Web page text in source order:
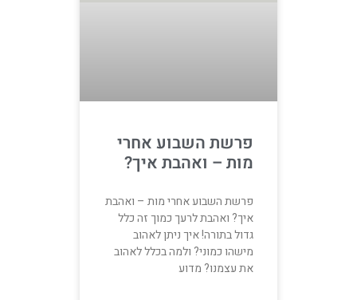
פרשת השבוע אחרי
מות – ואהבת איך?
פרשת השבוע אחרי מות – ואהבת
איך? ואהבת לרעך כמוך זה כלל
גדול בתורה! איך ניתן לאהוב
מישהו כמוני? ולמה בכלל לאהוב
את עצמנו? מדוע